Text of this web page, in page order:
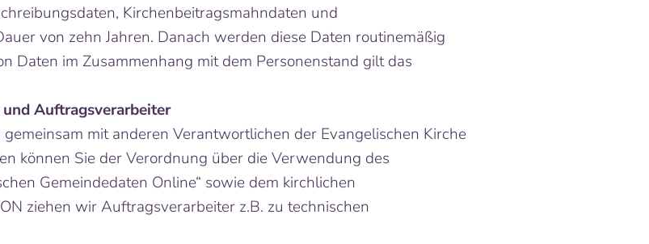
Kirchenbeitragsmahndaten und
von zehn Jahren. Danach werden diese Daten routinemäßig
Daten im Zusammenhang mit dem Personenstand gilt das
Auftragsverarbeiter
mit anderen Verantwortlichen der Evangelischen Kirche
können Sie der Verordnung über die Verwendung des
Gemeindedaten Online“ sowie dem kirchlichen
ziehen wir Auftragsverarbeiter z.B. zu technischen